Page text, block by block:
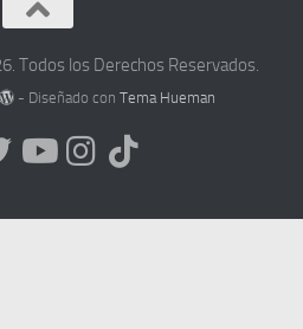
Todos los Derechos Reservados.
- Diseñado conTema Hueman